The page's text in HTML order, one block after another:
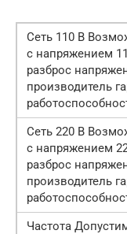
Сеть 110 В
с напряжением
разброс
производитель
Сеть 220 В
с напряжением
разброс
производитель
Частота